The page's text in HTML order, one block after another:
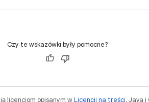
Czy te wskazówki były pomocne?
licencjom opisanym wLicencji na treści. Java i